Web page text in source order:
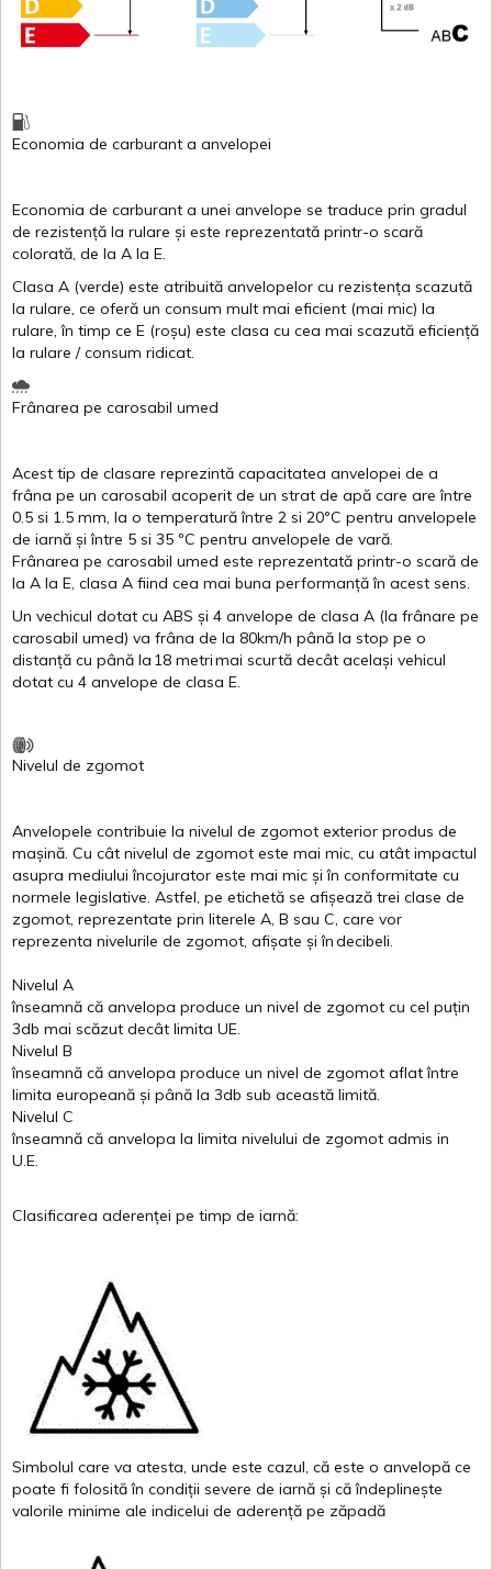
Economia de carburant a anvelopei
Economia de carburant a unei anvelope se traduce prin gradul
de rezistență la rulare și este reprezentată printr-o scară
colorată, de la A la E.
Clasa A (verde) este atribuită anvelopelor cu rezistența scazută
la rulare, ce oferă un consum mult mai eficient (mai mic) la
rulare,în timp ce E (roșu) este clasa cu cea mai scazută eficiență
la rulare /consum ridicat.
Frânarea pe carosabil umed
Acest tip de clasare reprezintă capacitatea anvelopei de a
frâna pe un carosabil acoperit de un strat de apă care areîntre
0.5 si 1.5 mm, la o temperatură între 2 si 20ºC pentru anvelopele
de iarnă și între 5 si 35 ºC pentru anvelopele de vară.
Frânarea pe carosabil umed este reprezentată printr-o scară de
la A la E, clasa A fiind cea mai buna performanță în acest sens.
Un vechicul dotat cu ABS și 4 anvelope de clasa A (la frânare pe
carosabil umed) va frâna de la 80km/h până la stop pe o
distanță cu până la 18 metrimai scurtă decât același vehicul
dotat cu 4 anvelope de clasa E.
Nivelul de zgomot
Anvelopele contribuie la nivelul de zgomot exterior produs de
mașină. Cu cât nivelul de zgomot este mai mic, cu atât impactul
asupra mediului încojurator este mai mic și în conformitate cu
normele legislative. Astfel, pe etichetă se afișează trei clase de
zgomot, reprezentate prin literele A, B sau C, care vor
reprezenta nivelurile de zgomot, afișate și îndecibeli.
Nivelul A
înseamnă că anvelopa produce un nivel de zgomot cu cel puțin
3db mai scăzut decât limita UE.
Nivelul B
înseamnă că anvelopa produce un nivel de zgomot aflat între
limita europeană și până la 3db sub această limită.
Nivelul C
înseamnă că anvelopa la limita nivelului de zgomot admis in
U.E.
Clasificarea aderenței pe timp de iarnă:
Simbolul care va atesta, unde este cazul, că este o anvelopă ce
poate fi folosită în condiții severe de iarnă și că îndeplinește
valorile minime ale indicelui de aderență pe zăpadă